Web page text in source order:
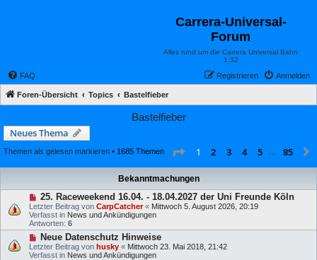
Carrera-Universal-
Forum
Alles rund um die Carrera Universal Bahn
1:32
FAQ Anmelden
Registrieren
Foren-Übersicht Topics Bastelfieber
Bastelfieber
Neues Thema
Themen als gelesen markieren • 1685 Themen Seite 1von 85
1 2 3 4 5 85
Bekanntmachungen
25. Raceweekend 16.04. - 18.04.2027 der Uni Freunde Köln
Letzter Beitrag von CarpCatcher« Mittwoch 5. August 2026, 20:19
Verfasst in News und Ankündigungen
Antworten: 6
Neue Datenschutz Hinweise
Letzter Beitrag von husky « Mittwoch 23. Mai 2018, 21:42
Verfasst in News und Ankündigungen